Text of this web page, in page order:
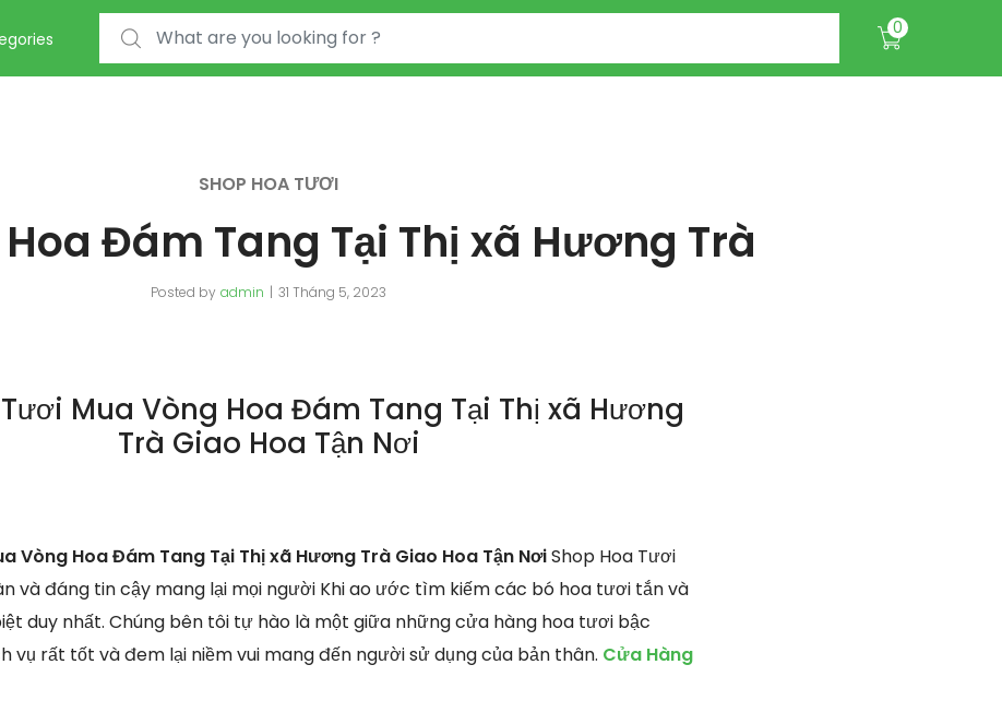
Search for: 0
SHOP HOA TƯƠI
Đám Tang Tại Thị xã Hương Trà
Posted by admin 31 Tháng 5, 2023
Mua Vòng Hoa Đám Tang Tại Thị xã Hương
Trà Giao Hoa Tận Nơi
Vòng Hoa Đám Tang Tại Thị xã Hương Trà Giao Hoa Tận NơiShop Hoa Tươi
và đáng tin cậy mang lại mọi người Khi ao ước tìm kiếm các bó hoa tươi tắn và
duy nhất. Chúng bên tôi tự hào là một giữa những cửa hàng hoa tươi bậc
vụ rất tốt và đem lại niềm vui mang đến người sử dụng của bản thân. Cửa Hàng